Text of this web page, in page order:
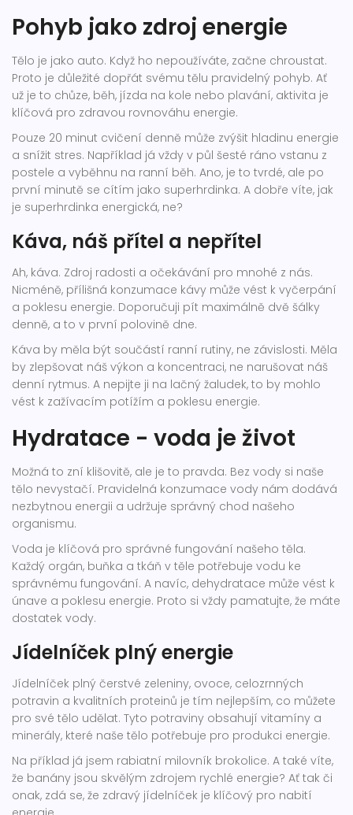
Pohyb jako zdroj energie
Tělo je jako auto. Když ho nepoužíváte, začne chroustat.
Proto je důležité dopřát svému tělu pravidelný pohyb. Ať
už je to chůze, běh, jízda na kole nebo plavání, aktivita je
klíčová pro zdravou rovnováhu energie.
Pouze 20 minut cvičení denně může zvýšit hladinu energie
a snížit stres. Například já vždy v půl šesté ráno vstanu z
postele a vyběhnu na ranní běh. Ano, je to tvrdé, ale po
první minutě se cítím jako superhrdinka. A dobře víte, jak
je superhrdinka energická, ne?
Káva, náš přítel a nepřítel
Ah, káva. Zdroj radosti a očekávání pro mnohé z nás.
Nicméně, přílišná konzumace kávy může vést k vyčerpání
a poklesu energie. Doporučuji pít maximálně dvě šálky
denně, a to v první polovině dne.
Káva by měla být součástí ranní rutiny, ne závislosti. Měla
by zlepšovat náš výkon a koncentraci, ne narušovat náš
denní rytmus. A nepijte ji na lačný žaludek, to by mohlo
vést k zažívacím potížím a poklesu energie.
Hydratace - voda je život
Možná to zní klišovitě, ale je to pravda. Bez vody si naše
tělo nevystačí. Pravidelná konzumace vody nám dodává
nezbytnou energii a udržuje správný chod našeho
organismu.
Voda je klíčová pro správné fungování našeho těla.
Každý orgán, buňka a tkáň v těle potřebuje vodu ke
správnému fungování. A navíc, dehydratace může vést k
únave a poklesu energie. Proto si vždy pamatujte, že máte
dostatek vody.
Jídelníček plný energie
Jídelníček plný čerstvé zeleniny, ovoce, celozrnných
potravin a kvalitních proteinů je tím nejlepším, co můžete
pro své tělo udělat. Tyto potraviny obsahují vitamíny a
minerály, které naše tělo potřebuje pro produkci energie.
Na příklad já jsem rabiatní milovník brokolice. A také víte,
že banány jsou skvělým zdrojem rychlé energie? Ať tak či
onak, zdá se, že zdravý jídelníček je klíčový pro nabití